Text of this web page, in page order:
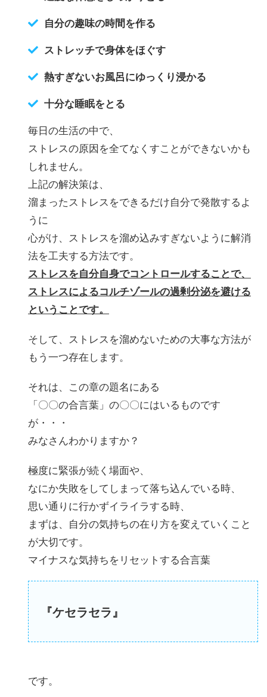
自分の趣味の時間を作る
ストレッチで身体をほぐす
熱すぎないお風呂にゆっくり浸かる
十分な睡眠をとる
毎日の生活の中で、
ストレスの原因を全てなくすことができないかも
しれません。
上記の解決策は、
溜まったストレスをできるだけ自分で発散するよ
うに
心がけ、ストレスを溜め込みすぎないように解消
法を工夫する方法です。
ストレスを自分自身でコントロールすることで、
ストレスによるコルチゾールの過剰分泌を避ける
ということです。
そして、ストレスを溜めないための大事な方法が
もう一つ存在します。
それは、この章の題名にある
「〇〇の合言葉」の〇〇にはいるものです
が・・・
みなさんわかりますか？
極度に緊張が続く場面や、
なにか失敗をしてしまって落ち込んでいる時、
思い通りに行かずイライラする時、
まずは、自分の気持ちの在り方を変えていくこと
が大切です。
マイナスな気持ちをリセットする合言葉
『ケセラセラ』
です。